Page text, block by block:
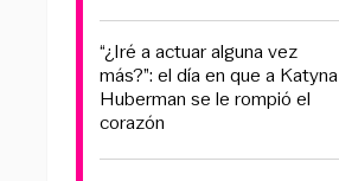
“¿Iré a actuar alguna vez
más?”: el día en que a Katyna
Huberman se le rompió el
corazón